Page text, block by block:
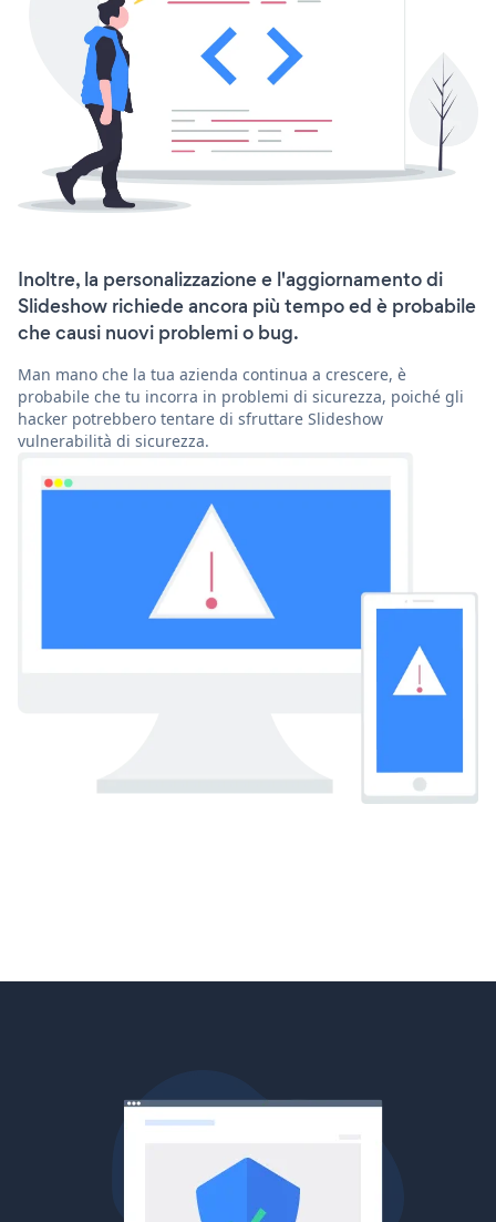
Inoltre, la personalizzazione e l'aggiornamento di
Slideshow richiede ancora più tempo ed è probabile
che causi nuovi problemi o bug.
Man mano che la tua azienda continua a crescere, è
probabile che tu incorra in problemi di sicurezza, poiché gli
hacker potrebbero tentare di sfruttare Slideshow
vulnerabilità di sicurezza.